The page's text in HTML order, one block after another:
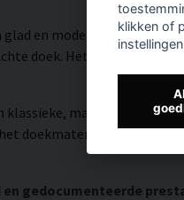
en modern oppervlak
doek. Het resultaat is
klassieke, matte textuur
doekmateriaal
gedocumenteerde
klikken of
instellingen